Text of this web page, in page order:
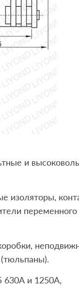
и
изоляторы,
переменного
630А и 1250А,